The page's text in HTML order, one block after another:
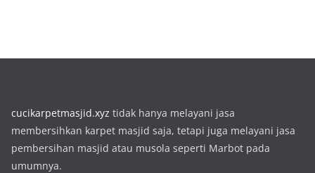
cucikarpetmasjid.xyz tidak hanya melayani jasa
membersihkan karpet masjid saja, tetapi juga melayani jasa
pembersihan masjid atau musola seperti Marbot pada
umumnya.